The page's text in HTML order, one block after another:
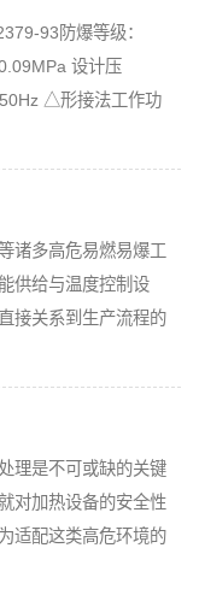
93防爆等级：
设计压
△形接法工作功
诸多高危易燃易爆工
供给与温度控制设
接关系到生产流程的
理是不可或缺的关键
对加热设备的安全性
适配这类高危环境的